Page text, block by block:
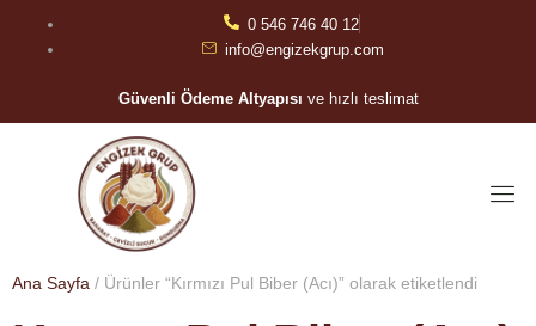
0 546 746 40 12
info@engizekgrup.com
Güvenli Ödeme Altyapısı ve hızlı teslimat
Ana Sayfa / Ürünler “Kırmızı Pul Biber (Acı)” olarak etiketlendi